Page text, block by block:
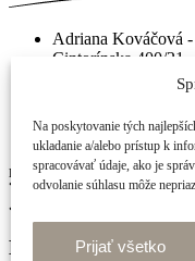
Na poskytovanie tých
ukladanie a/alebo prístup k
spracovávať údaje, ako je
odvolanie súhlasu môže
Prijať všetko
Adriana Kováčová
Cintorínska 400/21
+421 905 877 023
made with
by
Môj nákup